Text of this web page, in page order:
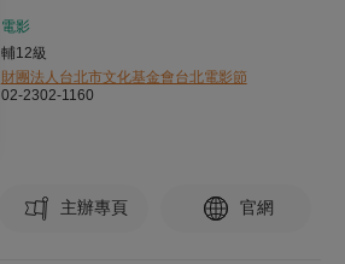
電影
輔12級
財團法人台北市文化基金會台北電影節
02-2302-1160
主辦專頁 官網